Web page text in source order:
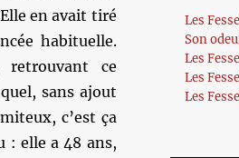
en avait tiré
habituelle.
retrouvant ce
sans ajout
c’est ça
: elle a 48 ans,
Les
Son
Les
Les
Les